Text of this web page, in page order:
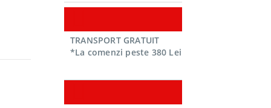
TRANSPORT GRATUIT
*La comenzi peste 380 Lei